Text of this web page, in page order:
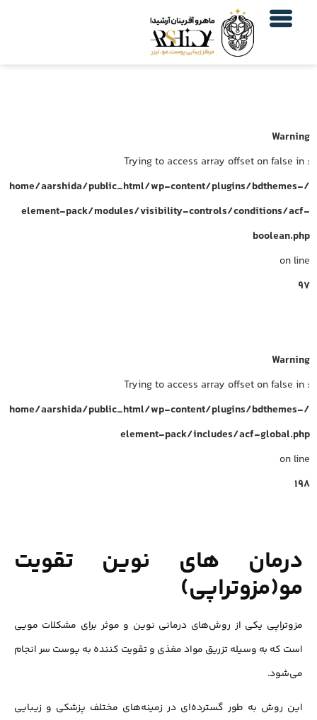
Warning
: Trying to access array offset on false in
/home/aarshida/public_html/wp-content/plugins/bdthemes-
element-pack/modules/visibility-controls/conditions/acf-
boolean.php
on line
97
Warning
: Trying to access array offset on false in
/home/aarshida/public_html/wp-content/plugins/bdthemes-
element-pack/includes/acf-global.php
on line
198
درمان های نوین تقویت
مو(مزوتراپی)
مزوتراپی یکی از روش‌های درمانی نوین و موثر برای مشکلات مویی
است که به وسیله تزریق مواد مغذی و تقویت کننده به پوست سر انجام
می‌شود.
این روش به طور گسترده‌ای در زمینه‌های مختلف پزشکی و زیبایی